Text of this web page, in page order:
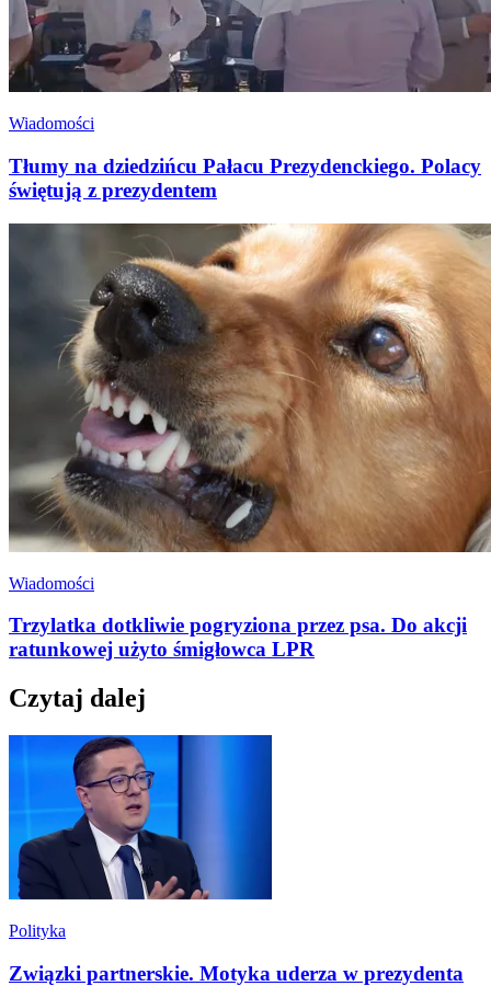
Wiadomości
Tłumy na dziedzińcu Pałacu Prezydenckiego. Polacy
świętują z prezydentem
Wiadomości
Trzylatka dotkliwie pogryziona przez psa. Do akcji
ratunkowej użyto śmigłowca LPR
Czytaj dalej
Polityka
Związki partnerskie. Motyka uderza w prezydenta